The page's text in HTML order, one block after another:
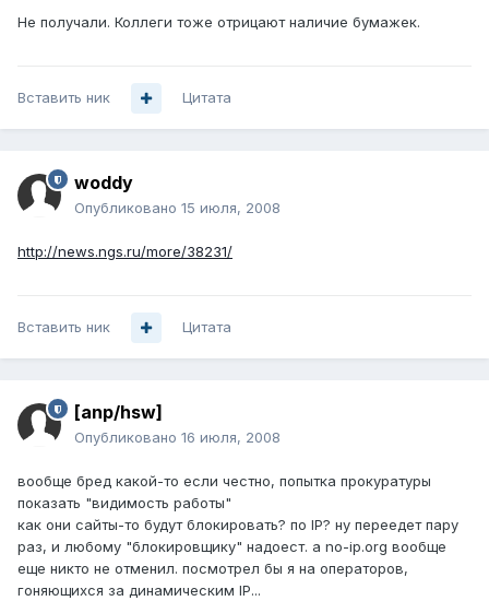
Не получали. Коллеги тоже отрицают наличие бумажек.
Вставить ник Цитата
woddy
Опубликовано 15 июля, 2008
http://news.ngs.ru/more/38231/
Вставить ник Цитата
[anp/hsw]
Опубликовано 16 июля, 2008
вообще бред какой-то если честно, попытка прокуратуры
показать "видимость работы"
как они сайты-то будут блокировать? по IP? ну переедет пару
раз, и любому "блокировщику" надоест. а no-ip.org вообще
еще никто не отменил. посмотрел бы я на операторов,
гоняющихся за динамическим IP...